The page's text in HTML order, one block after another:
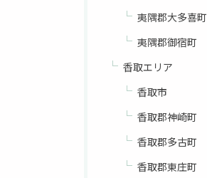
夷隅郡大多喜町
夷隅郡御宿町
香取エリア
香取市
香取郡神崎町
香取郡多古町
香取郡東庄町